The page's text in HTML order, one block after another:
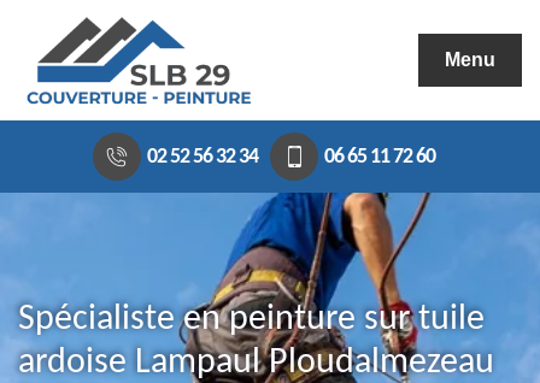
Menu
02 52 56 32 34 06 65 11 72 60
Spécialiste en peinture sur tuile
ardoise Lampaul Ploudalmezeau